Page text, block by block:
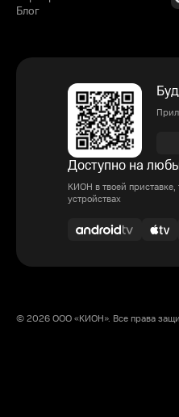
Блог
Доступно на
КИОН в твоей
устройствах
© 2026 ООО «КИОН». Все права